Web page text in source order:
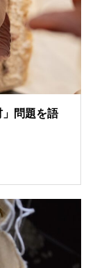
問題を語